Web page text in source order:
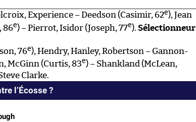
Experience – Deedson (Casimir, 62e), Jean
86e) – Pierrot, Isidor (Joseph, 77e). Sélectionneur
76e), Hendry, Hanley, Robertson – Gannon-
McGinn (Curtis, 83e) – Shankland (McLean,
Clarke.
l’Écosse ?